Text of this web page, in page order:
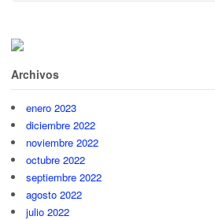
Archivos
enero 2023
diciembre 2022
noviembre 2022
octubre 2022
septiembre 2022
agosto 2022
julio 2022